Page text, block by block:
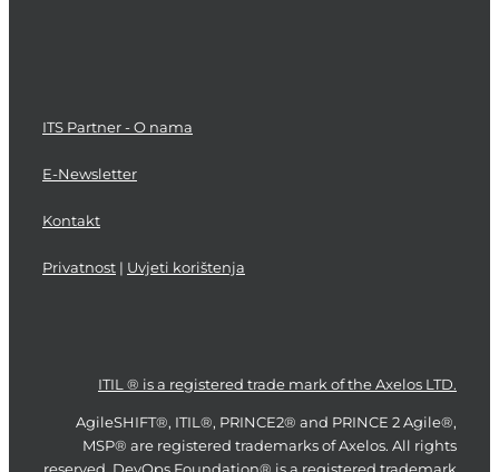
ITS Partner - O nama
E-Newsletter
Kontakt
Privatnost | Uvjeti korištenja
ITIL ® is a registered trade mark of the Axelos LTD.
AgileSHIFT®, ITIL®, PRINCE2® and PRINCE 2 Agile®,
MSP® are registered trademarks of Axelos. All rights
reserved. DevOps Foundation® is a registered trademark